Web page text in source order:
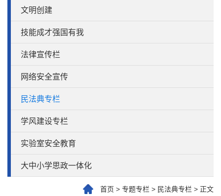
文明创建
技能成才强国有我
法律宣传栏
网络安全宣传
民法典专栏
学风建设专栏
实验室安全教育
大中小学思政一体化
首页 > 专题专栏 > 民法典专栏 > 正文